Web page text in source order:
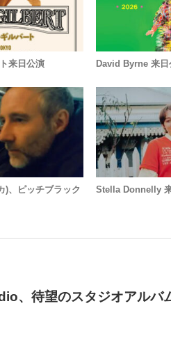
来日公演 David Byrne 来日
)、ピッチブラック
Stella Donnelly
、待望のスタジオアルバ